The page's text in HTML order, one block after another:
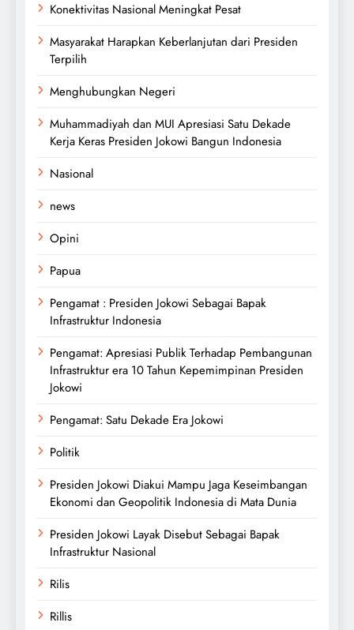
Konektivitas Nasional Meningkat Pesat
Masyarakat Harapkan Keberlanjutan dari Presiden
Terpilih
Menghubungkan Negeri
Muhammadiyah dan MUI Apresiasi Satu Dekade
Kerja Keras Presiden Jokowi Bangun Indonesia
Nasional
news
Opini
Papua
Pengamat : Presiden Jokowi Sebagai Bapak
Infrastruktur Indonesia
Pengamat: Apresiasi Publik Terhadap Pembangunan
Infrastruktur era 10 Tahun Kepemimpinan Presiden
Jokowi
Pengamat: Satu Dekade Era Jokowi
Politik
Presiden Jokowi Diakui Mampu Jaga Keseimbangan
Ekonomi dan Geopolitik Indonesia di Mata Dunia
Presiden Jokowi Layak Disebut Sebagai Bapak
Infrastruktur Nasional
Rilis
Rillis